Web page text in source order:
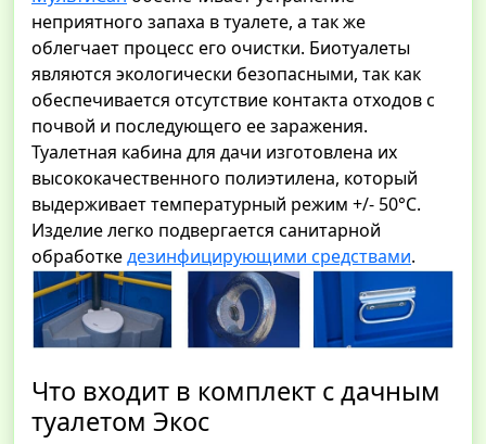
неприятного запаха в туалете, а так же
облегчает процесс его очистки. Биотуалеты
являются экологически безопасными, так как
обеспечивается отсутствие контакта отходов с
почвой и последующего ее заражения.
Туалетная кабина для дачи изготовлена их
высококачественного полиэтилена, который
выдерживает температурный режим +/- 50°С.
Изделие легко подвергается санитарной
обработкедезинфицирующими средствами.
Что входит в комплект с дачным
туалетом Экос